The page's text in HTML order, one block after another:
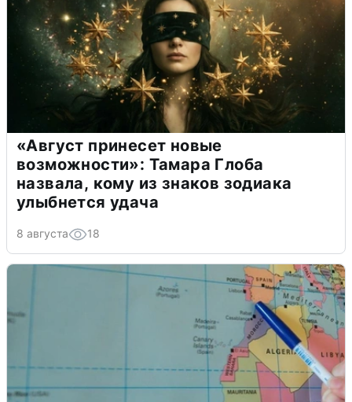
«Август принесет новые
возможности»: Тамара Глоба
назвала, кому из знаков зодиака
улыбнется удача
8 августа 18